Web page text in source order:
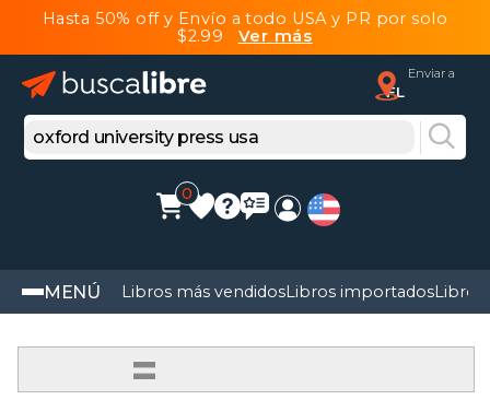
Hasta 50% off y Envío a todo USA y PR por solo
$2.99 Ver más
Enviar a
FL
0
MENÚ Libros más vendidosLibros importadosLibros
=